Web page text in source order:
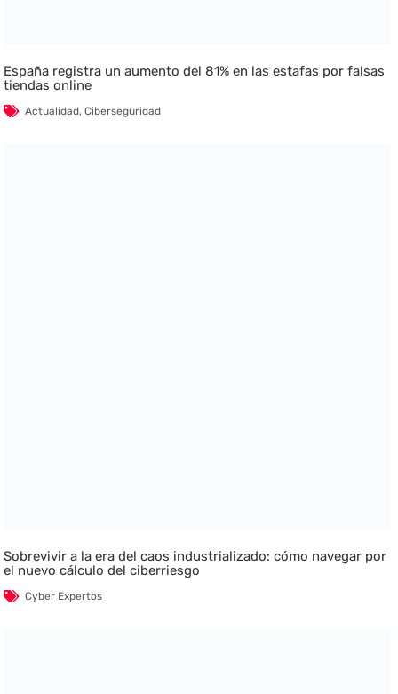
España registra un aumento del 81% en las estafas por falsas
tiendas online
Actualidad,Ciberseguridad
Sobrevivir a la era del caos industrializado: cómo navegar por
el nuevo cálculo del ciberriesgo
Cyber Expertos